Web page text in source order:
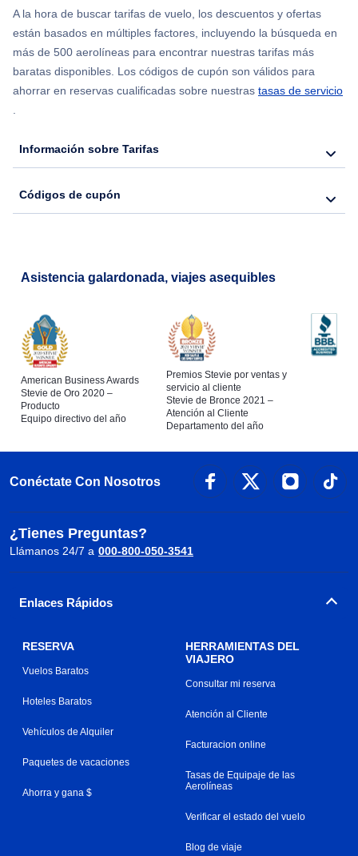
A la hora de buscar tarifas de vuelo, los descuentos y ofertas
están basados en múltiples factores, incluyendo la búsqueda en
más de 500 aerolíneas para encontrar nuestras tarifas más
baratas disponibles. Los códigos de cupón son válidos para
ahorrar en reservas cualificadas sobre nuestras tasas de servicio
.
Información sobre Tarifas
Códigos de cupón
Asistencia galardonada, viajes asequibles
American Business Awards
Stevie de Oro 2020 –
Producto
Equipo directivo del año
Premios Stevie por ventas y
servicio al cliente
Stevie de Bronce 2021 –
Atención al Cliente
Departamento del año
Conéctate Con Nosotros
¿Tienes Preguntas?
Llámanos 24/7 a 000-800-050-3541
Enlaces Rápidos
RESERVA
Vuelos Baratos
Hoteles Baratos
Vehículos de Alquiler
Paquetes de vacaciones
Ahorra y gana $
HERRAMIENTAS DEL
VIAJERO
Consultar mi reserva
Atención al Cliente
Facturacion online
Tasas de Equipaje de las
Aerolíneas
Verificar el estado del vuelo
Blog de viaje